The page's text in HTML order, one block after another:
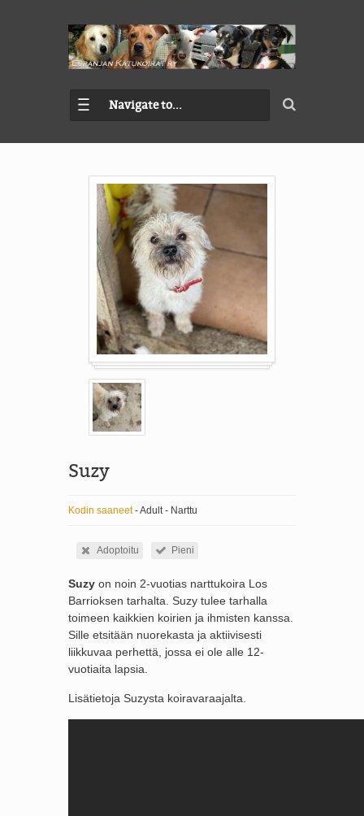
Navigate to...
Suzy
Kodin saaneet- Adult - Narttu
Adoptoitu Pieni
Suzy on noin 2-vuotias narttukoira Los
Barrioksen tarhalta. Suzy tulee tarhalla
toimeen kaikkien koirien ja ihmisten kanssa.
Sille etsitään nuorekasta ja aktiivisesti
liikkuvaa perhettä, jossa ei ole alle 12-
vuotiaita lapsia.
Lisätietoja Suzysta koiravaraajalta.